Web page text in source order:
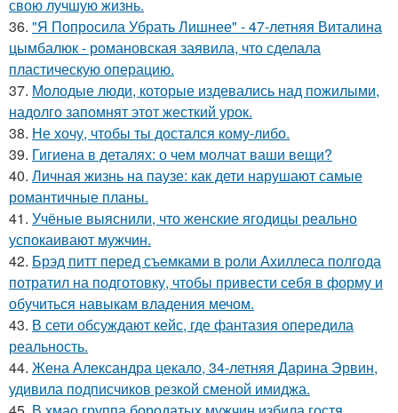
свою лучшую жизнь.
36. "Я Попросила Убрать Лишнее" - 47-летняя Виталина
цымбалюк - романовская заявила, что сделала
пластическую операцию.
37. Молодые люди, которые издевались над пожилыми,
надолго запомнят этот жесткий урок.
38. Не хочу, чтобы ты достался кому-либо.
39. Гигиена в деталях: о чем молчат ваши вещи?
40. Личная жизнь на паузе: как дети нарушают самые
романтичные планы.
41. Учёные выяснили, что женские ягодицы реально
успокаивают мужчин.
42. Брэд питт перед съемками в роли Ахиллеса полгода
потратил на подготовку, чтобы привести себя в форму и
обучиться навыкам владения мечом.
43. В сети обсуждают кейс, где фантазия опередила
реальность.
44. Жена Александра цекало, 34-летняя Дарина Эрвин,
удивила подписчиков резкой сменой имиджа.